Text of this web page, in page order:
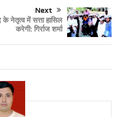
Next
के नेतृत्व में सत्ता हासिल
करेगी: गिर्राज शर्मा